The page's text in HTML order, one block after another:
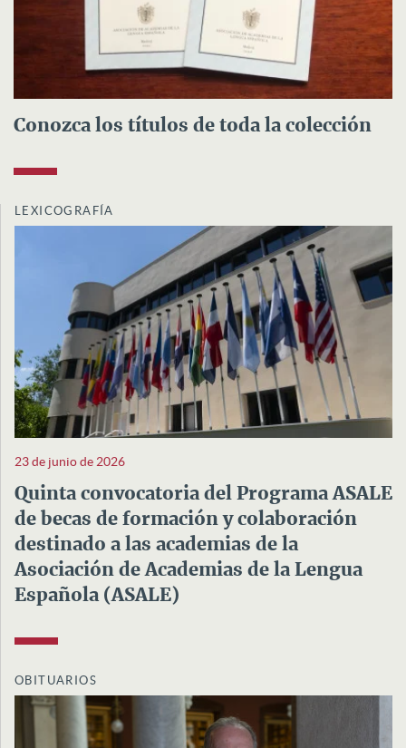
Conozca los títulos de toda la colección
LEXICOGRAFÍA
23 de junio de 2026
Quinta convocatoria del Programa ASALE
de becas de formación y colaboración
destinado a las academias de la
Asociación de Academias de la Lengua
Española (ASALE)
OBITUARIOS